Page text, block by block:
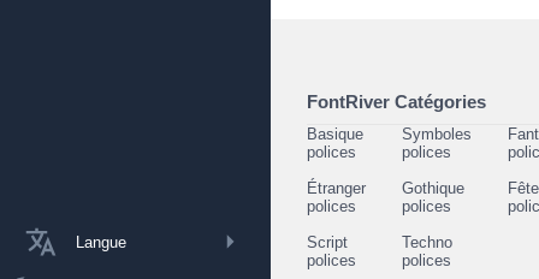
Langue
FontRiver Catégories
Basique
polices
Symboles
polices
Étranger
polices
Gothique
polices
Script
polices
Techno
polices